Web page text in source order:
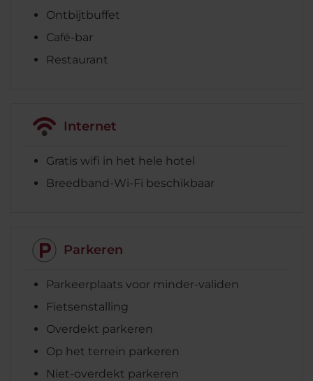
Ontbijtbuffet
Café-bar
Restaurant
Internet
Gratis wifi in het hele hotel
Breedband-Wi-Fi beschikbaar
Parkeren
Parkeerplaats voor minder-validen
Fietsenstalling
Overdekt parkeren
Op het terrein parkeren
Niet-overdekt parkeren